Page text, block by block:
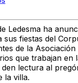
Ledesma ha
sus fiestas del
de la
que trabajan en
den lectura al
la villa.